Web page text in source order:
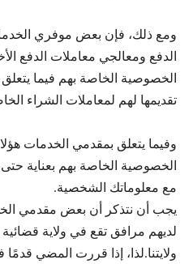
ومع ذلك، فإن بعض موفري
الدفع ومعالجي معاملات الدفع
الخصوصية الخاصة بهم فيما يتعلق
تقديمها لهم لمعاملات الشراء
وفيما يتعلق بمقدمي الخدمات
الخصوصية الخاصة بهم بعناية
مع معلوماتك الشخصية.
يجب أن نتذكر أن بعض مقدمي
لديهم مرافق تقع في ولاية
ولايتنا.لذا، إذا قررت المضي